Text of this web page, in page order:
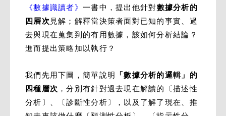
《數據識讀者》 一書中，提出他針對數據分析的
四層次 見解；解釋當決策者面對已知的事實、過
去與現在蒐集到的有用數據，該如何分析結論？
進而提出策略加以執行？
我們先用下圖，簡單說明
「數據分析的邏輯」的
四種層次 ，分別有針對過去現在解讀的〔描述性
分析〕、〔診斷性分析〕，以及了解了現在、推